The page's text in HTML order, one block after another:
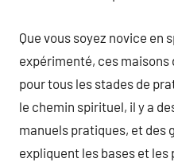
Que vous soyez novice
expérimenté, ces maisons
pour tous les stades de
le chemin spirituel, il y a
manuels pratiques, et des
expliquent les bases et